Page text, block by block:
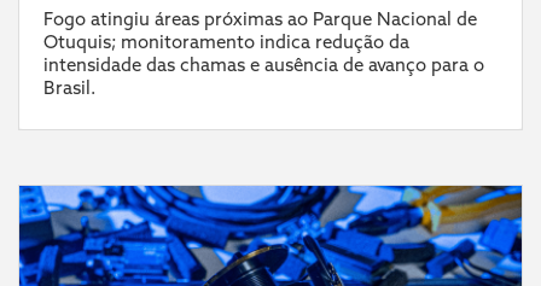
Fogo atingiu áreas próximas ao Parque Nacional de
Otuquis; monitoramento indica redução da
intensidade das chamas e ausência de avanço para o
Brasil.